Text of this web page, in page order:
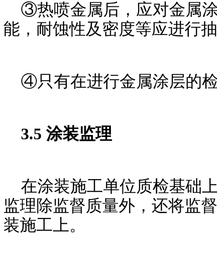
③热喷金属后，应对金属涂
能，耐蚀性及密度等应进行
④只有在进行金属涂层的检
3.5 涂装监理
在涂装施工单位质检基础
监理除监督质量外，还将监
装施工上。